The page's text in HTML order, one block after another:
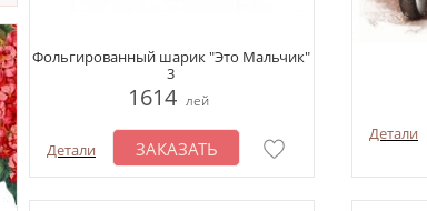
Фольгированный шарик "Это Мальчик"
3
1614 лей
Детали ЗАКАЗАТЬ
Детали